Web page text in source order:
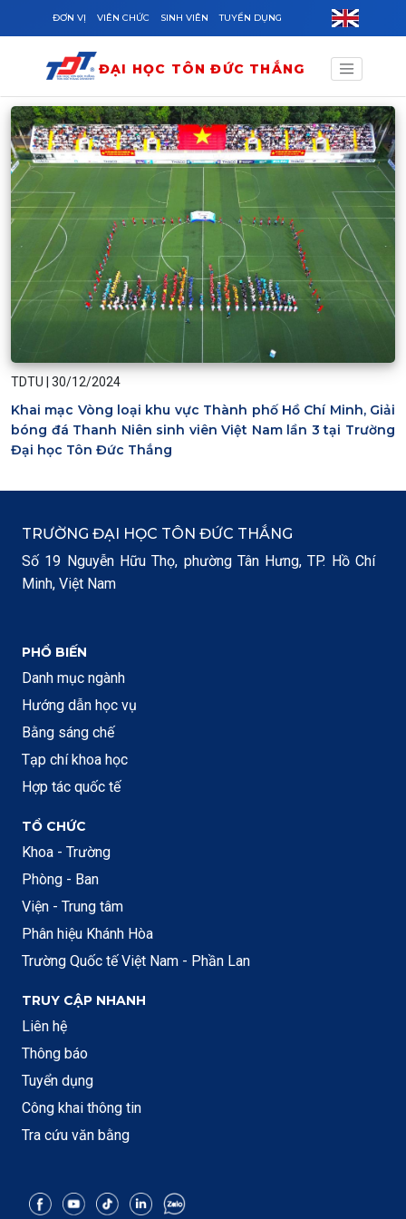
Skip to main content
ĐƠN VỊ VIÊN CHỨC SINH VIÊN TUYỂN DỤNG
ĐẠI HỌC TÔN ĐỨC THẮNG
TDTU 30/12/2024
Khai mạc Vòng loại khu vực Thành phố Hồ Chí Minh, Giải
bóng đá Thanh Niên sinh viên Việt Nam lần 3 tại Trường
Đại học Tôn Đức Thắng
TRƯỜNG ĐẠI HỌC TÔN ĐỨC THẮNG
Số 19 Nguyễn Hữu Thọ, phường Tân Hưng, TP. Hồ Chí
Minh, Việt Nam
PHỔ BIẾN
Danh mục ngành
Hướng dẫn học vụ
Bằng sáng chế
Tạp chí khoa học
Hợp tác quốc tế
TỔ CHỨC
Khoa - Trường
Phòng - Ban
Viện - Trung tâm
Phân hiệu Khánh Hòa
Trường Quốc tế Việt Nam - Phần Lan
TRUY CẬP NHANH
Liên hệ
Thông báo
Tuyển dụng
Công khai thông tin
Tra cứu văn bằng